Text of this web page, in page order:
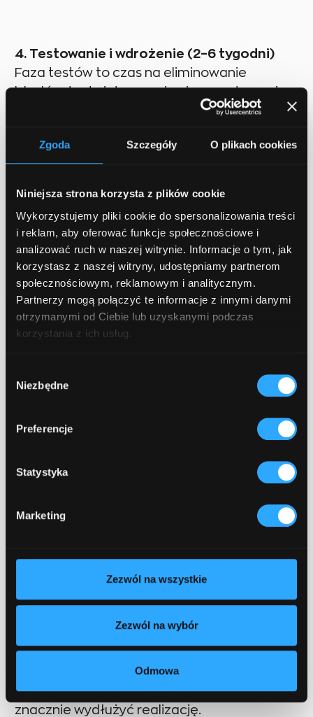
Zgoda Szczegóły O plikach cookies
Niniejsza strona korzysta z plików cookie
Wykorzystujemy pliki cookie do spersonalizowania treści
i reklam, aby oferować funkcje społecznościowe i
analizować ruch w naszej witrynie. Informacje o tym, jak
korzystasz z naszej witryny, udostępniamy partnerom
społecznościowym, reklamowym i analitycznym.
Partnerzy mogą połączyć te informacje z innymi danymi
otrzymanymi od Ciebie lub uzyskanymi podczas
korzystania z ich usług.
zgody
Niezbędne
Preferencje
Statystyka
Marketing
Zezwól na wszystkie
Zezwól na wybór
Odmowa
4. Testowanie i wdrożenie (2–6 tygodni)
Faza testów to czas na eliminowanie
błędów, testy integracyjne i przygotowanie
środowisk produkcyjnych. Im bardziej
automatycznych i manualnych będzie
potrzebnych.
5. Utrzymanie i rozwój (ciągły proces)
Po wdrożeniu rozpoczyna się faza
maintenance, rozwoju i ewolucji produktu –
często w trybie długofalowej współpracy z
partnerem technologicznym.
Co wpływa na długość
integracji, użytkowników, ról czy procesów,
2. Gotowość klienta do współpracy
bieżąco, przebiegają szybciej i sprawniej.
3. Technologia i architektura
też od tego, czy tworzymy rozwiązanie od
zera, czy integrujemy z istniejącymi
systemami.
4. Zakres zmian w trakcie projektu
zmiany po rozpoczęciu developmentu mogą
znacznie wydłużyć realizację.